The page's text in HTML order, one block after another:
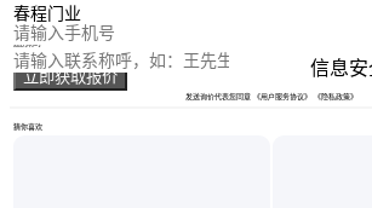
您的电话
您的称呼
立即获取报价 信息安
发送询价代表您同意 《用户服务协议》 《隐私政策》
猜你喜欢